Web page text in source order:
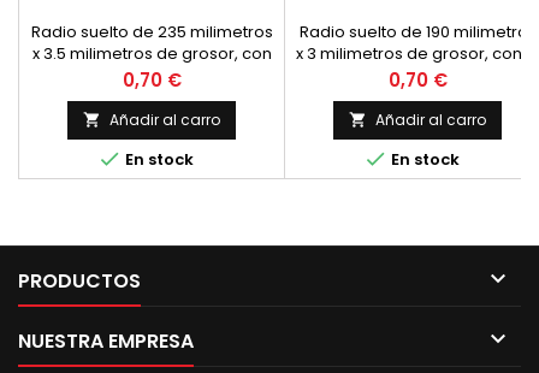
Radio suelto de 235 milimetros
x 3.5 milimetros de grosor, con
la cabecilla a 90 grados.
Tuerca de diametro 7 mm.
Para agujero de llanta de 7 o
7.5 mm. Indica las unidades
necesarias Precio por unidad.
Precio
0,70 €
 Añadir al carro
 En stock
Radio suelto de 190 milimetros
x 3 milimetros de grosor, con la
cabecilla a 90 grados. La
tuerca que viene por defecto
para este grosor de radio está
preparada para agujeros de
llanta de 5 mm. En llantas con
agujero de diametro 7
exista la posibilidad que el
radio se cuele por el agujero
Precio
0,70 €
 Añadir al carro
 En stock
PRODUCTOS 
NUESTRA EMPRESA 